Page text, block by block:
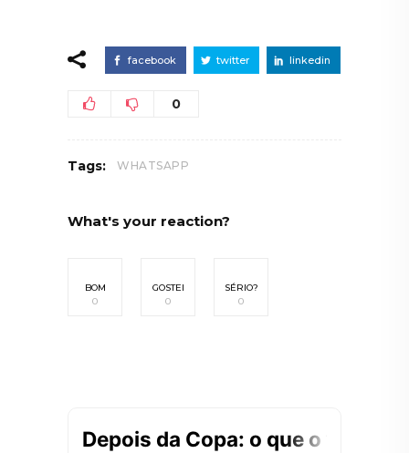
facebook twitter linkedin
0
Tags: WHATSAPP
What's your reaction?
BOM
0
GOSTEI
0
SÉRIO?
0